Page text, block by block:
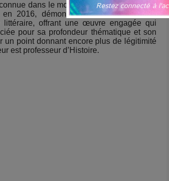
dans le monde du sport en tant que
2016, démontre avec ce roman une
offrant une œuvre engagée qui
pour sa profondeur thématique et son
un point donnant encore plus de légitimité
est professeur d’Histoire.
Restez connecté à